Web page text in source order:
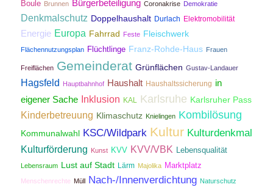
Boule Brunnen Bürgerbeteiligung Coronakrise Demokratie
Denkmalschutz Doppelhaushalt Durlach Elektromobilität
Energie Europa Fahrrad Feste Fleischwerk
Flächennutzungsplan Flüchtlinge Franz-Rohde-Haus Frauen
Freiflächen Gemeinderat Grünflächen Gustav-Landauer
Hagsfeld Hauptbahnhof Haushalt Haushaltssicherung in
eigener Sache Inklusion KAL Karlsruhe Karlsruher Pass
Kinderbetreuung Klimaschutz Knielingen Kombilösung
Kommunalwahl KSC/Wildpark Kultur Kulturdenkmal
Kulturförderung Kunst KVV KVV/VBK Lebensqualität
Lebensraum Lust auf Stadt Lärm Majolika Marktplatz
Menschenrechte Müll Nach-/Innenverdichtung Naturschutz